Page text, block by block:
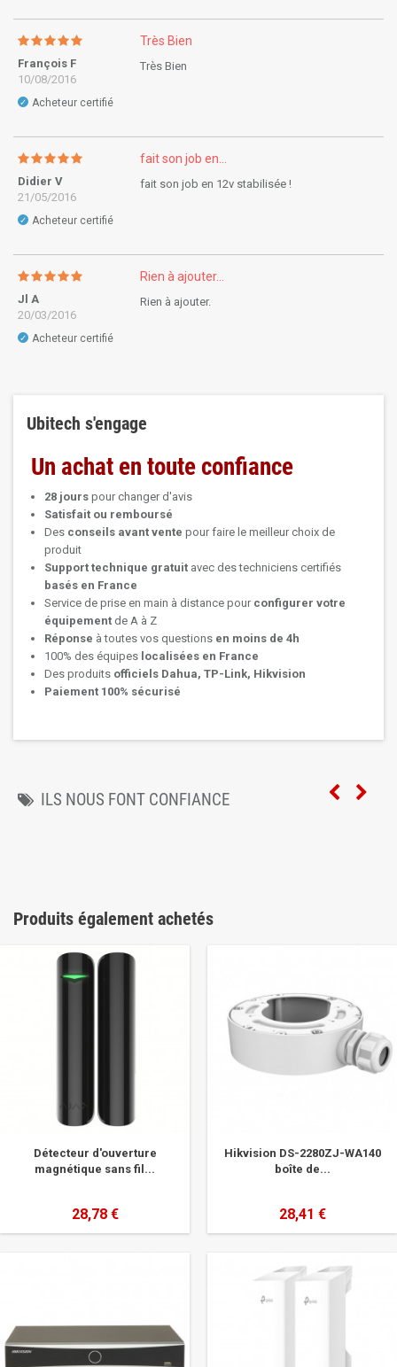
François F
10/08/2016
✓ Acheteur certifié
Très Bien
Très Bien
Didier V
21/05/2016
✓ Acheteur certifié
fait son job en...
fait son job en 12v stabilisée !
Jl A
20/03/2016
✓ Acheteur certifié
Rien à ajouter...
Rien à ajouter.
Ubitech s'engage
Un achat en toute confiance
28 jours pour changer d'avis
Satisfait ou remboursé
Des conseils avant vente pour faire le meilleur choix de
produit
Support technique gratuit avec des techniciens certifiés
basés en France
Service de prise en main à distance pour configurer votre
équipement de A à Z
Réponse à toutes vos questions en moins de 4h
100% des équipes localisées en France
Des produits officiels Dahua, TP-Link, Hikvision
Paiement 100% sécurisé
ILS NOUS FONT CONFIANCE
Produits également achetés
Détecteur d'ouverture
magnétique sans fil...
28,78 €
Hikvision DS-2280ZJ-WA140
boîte de...
28,41 €